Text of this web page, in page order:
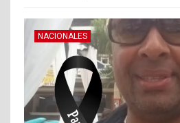
NACIONALES